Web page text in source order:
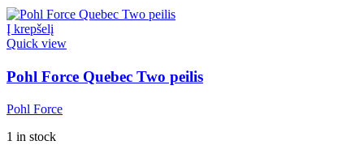
Į krepšelį
Quick view
Pohl Force Quebec Two peilis
Pohl Force
1 in stock